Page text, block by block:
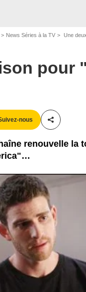
News Séries à la TV Une
pour
nous
Partager
renouvelle la